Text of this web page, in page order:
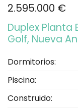
2.595.000 €
Duplex Planta
Golf, Nueva
Dormitorios:
Piscina:
Construido: